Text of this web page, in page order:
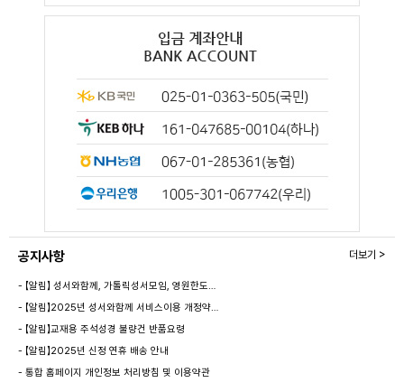
공지사항
- 【알림】 성서와함께, 가톨릭성서모임, 영원한도…
- 【알림】2025년 성서와함께 서비스이용 개정약…
- 【알림】교재용 주석성경 불량건 반품요령
- 【알림】2025년 신정 연휴 배송 안내
- 통합 홈페이지 개인정보 처리방침 및 이용약관
더보기 >